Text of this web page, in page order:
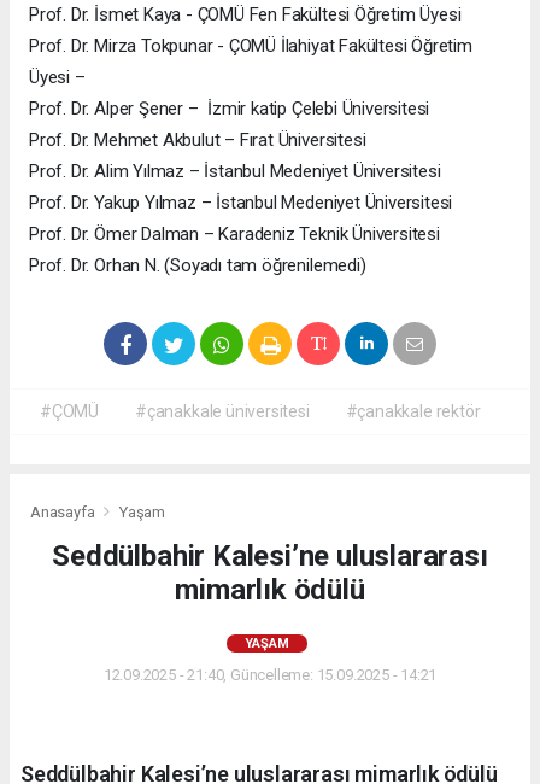
Prof. Dr. İsmet Kaya - ÇOMÜ Fen Fakültesi Öğretim Üyesi
Prof. Dr. Mirza Tokpunar - ÇOMÜ İlahiyat Fakültesi Öğretim
Üyesi –
Prof. Dr. Alper Şener – İzmir katip Çelebi Üniversitesi
Prof. Dr. Mehmet Akbulut – Fırat Üniversitesi
Prof. Dr. Alim Yılmaz – İstanbul Medeniyet Üniversitesi
Prof. Dr. Yakup Yılmaz – İstanbul Medeniyet Üniversitesi
Prof. Dr. Ömer Dalman – Karadeniz Teknik Üniversitesi
Prof. Dr. Orhan N. (Soyadı tam öğrenilemedi)
#ÇOMÜ #çanakkale üniversitesi #çanakkale rektör
Anasayfa Yaşam
Seddülbahir Kalesi’ne uluslararası
mimarlık ödülü
YAŞAM
12.09.2025 - 21:40, Güncelleme: 15.09.2025 - 14:21
Seddülbahir Kalesi’ne uluslararası mimarlık ödülü